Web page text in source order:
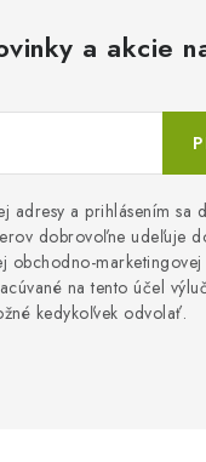
a akcie
adresy a prihlásením sa
dobrovoľne udeľuje
obchodno-marketingovej
na tento účel
kedykoľvek odvolať.